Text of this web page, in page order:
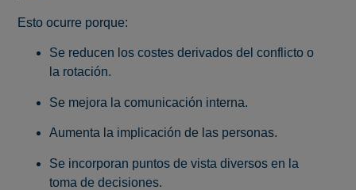
Esto ocurre porque:
Se reducen los costes derivados del conflicto o
la rotación.
Se mejora la comunicación interna.
Aumenta la implicación de las personas.
Se incorporan puntos de vista diversos en la
toma de decisiones.